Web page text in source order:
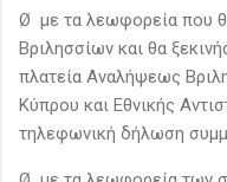
Ø με τα λεωφορεία που
Βριλησσίων και θα
πλατεία Αναλήψεως
Κύπρου και Εθνικής
τηλεφωνική δήλωση